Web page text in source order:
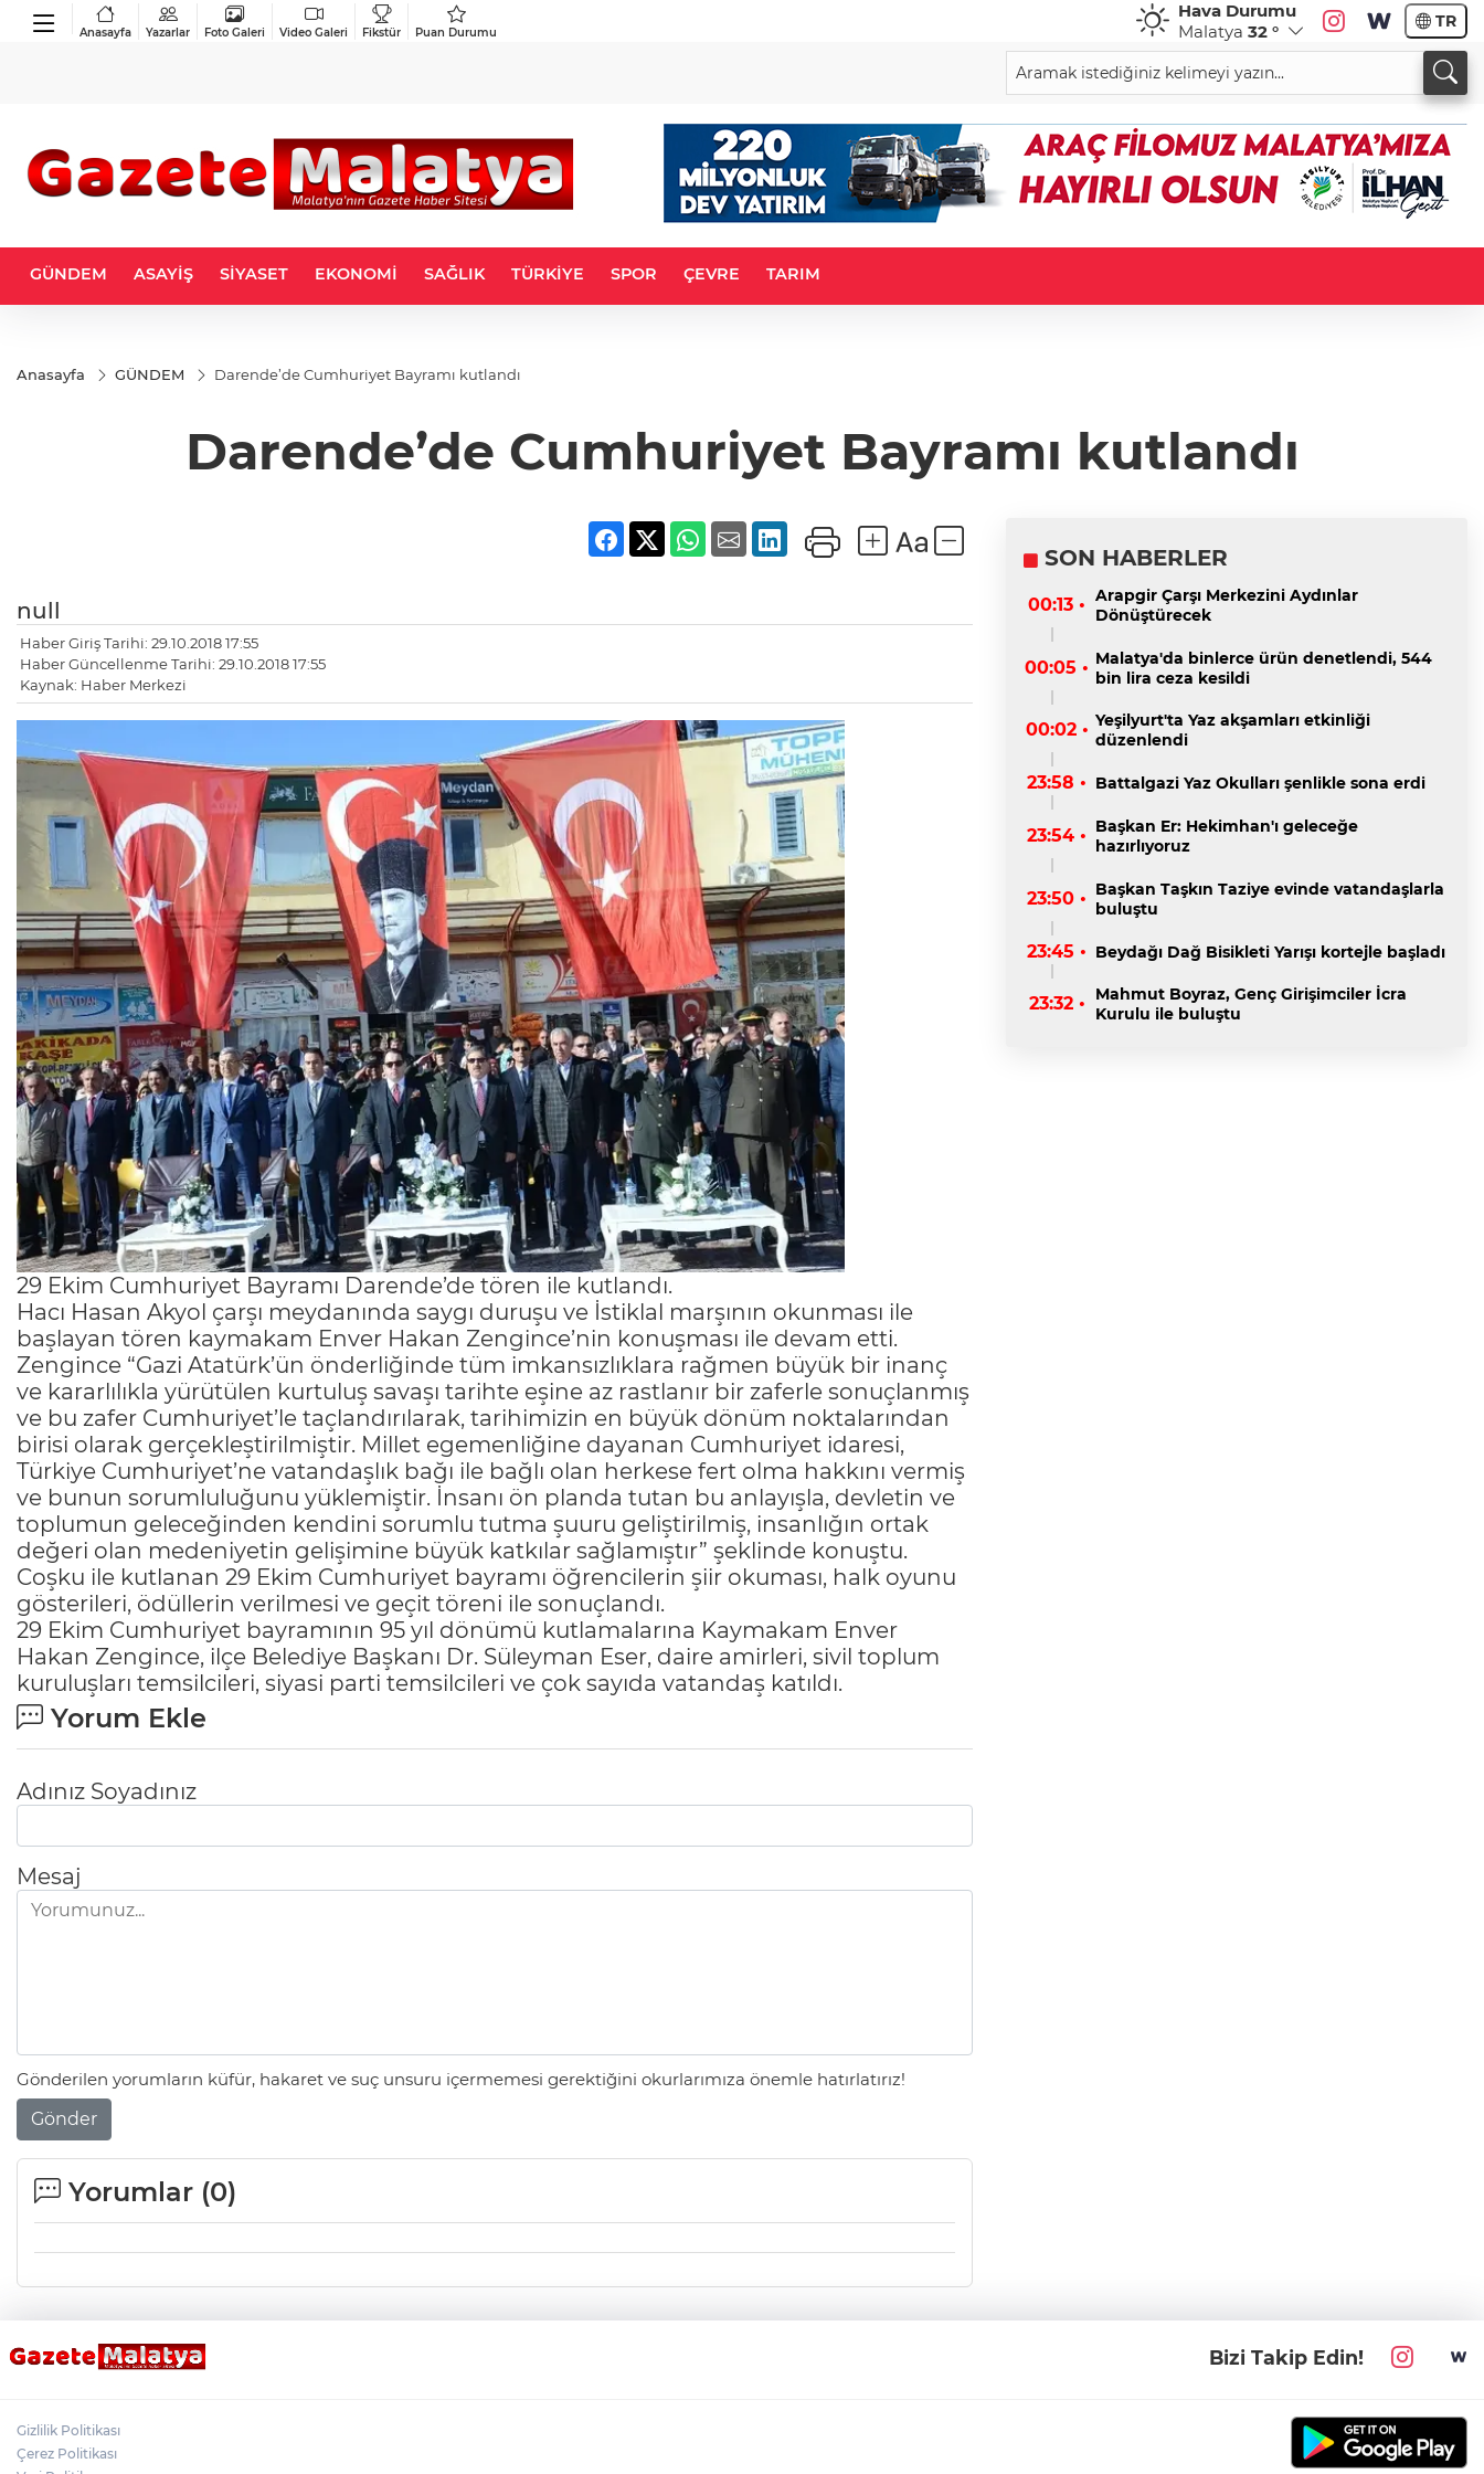
Anasayfa Yazarlar Foto Galeri Video Galeri Fikstür Puan Durumu
Hava Durumu
Malatya 32 ° TR
GÜNDEM ASAYİŞ SİYASET EKONOMİ SAĞLIK TÜRKİYE SPOR ÇEVRE TARIM
Anasayfa GÜNDEM Darende’de Cumhuriyet Bayramı kutlandı
Darende’de Cumhuriyet Bayramı kutlandı
null
Haber Giriş Tarihi: 29.10.2018 17:55
Haber Güncellenme Tarihi: 29.10.2018 17:55
Kaynak: Haber Merkezi
29 Ekim Cumhuriyet Bayramı Darende’de tören ile kutlandı.
Hacı Hasan Akyol çarşı meydanında saygı duruşu ve İstiklal marşının okunması ile
başlayan tören kaymakam Enver Hakan Zengince’nin konuşması ile devam etti.
Zengince “Gazi Atatürk’ün önderliğinde tüm imkansızlıklara rağmen büyük bir inanç
ve kararlılıkla yürütülen kurtuluş savaşı tarihte eşine az rastlanır bir zaferle sonuçlanmış
ve bu zafer Cumhuriyet’le taçlandırılarak, tarihimizin en büyük dönüm noktalarından
birisi olarak gerçekleştirilmiştir. Millet egemenliğine dayanan Cumhuriyet idaresi,
Türkiye Cumhuriyet’ne vatandaşlık bağı ile bağlı olan herkese fert olma hakkını vermiş
ve bunun sorumluluğunu yüklemiştir. İnsanı ön planda tutan bu anlayışla, devletin ve
toplumun geleceğinden kendini sorumlu tutma şuuru geliştirilmiş, insanlığın ortak
değeri olan medeniyetin gelişimine büyük katkılar sağlamıştır” şeklinde konuştu.
Coşku ile kutlanan 29 Ekim Cumhuriyet bayramı öğrencilerin şiir okuması, halk oyunu
gösterileri, ödüllerin verilmesi ve geçit töreni ile sonuçlandı.
29 Ekim Cumhuriyet bayramının 95 yıl dönümü kutlamalarına Kaymakam Enver
Hakan Zengince, ilçe Belediye Başkanı Dr. Süleyman Eser, daire amirleri, sivil toplum
kuruluşları temsilcileri, siyasi parti temsilcileri ve çok sayıda vatandaş katıldı.
Yorum Ekle
Adınız Soyadınız
Mesaj
Gönderilen yorumların küfür, hakaret ve suç unsuru içermemesi gerektiğini okurlarımıza önemle hatırlatırız!
Gönder
Yorumlar (0)
SON HABERLER
00:13 • Arapgir Çarşı Merkezini Aydınlar
Dönüştürecek
00:05 • Malatya'da binlerce ürün denetlendi, 544
bin lira ceza kesildi
00:02 • Yeşilyurt'ta Yaz akşamları etkinliği
düzenlendi
23:58 • Battalgazi Yaz Okulları şenlikle sona erdi
23:54 • Başkan Er: Hekimhan'ı geleceğe
hazırlıyoruz
23:50 • Başkan Taşkın Taziye evinde vatandaşlarla
buluştu
23:45 • Beydağı Dağ Bisikleti Yarışı kortejle başladı
23:32 •
Mahmut Boyraz, Genç Girişimciler İcra
Kurulu ile buluştu
Bizi Takip Edin!
Gizlilik Politikası
Çerez Politikası